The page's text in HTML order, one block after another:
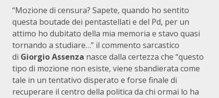
“Mozione di censura? Sapete, quando ho sentito
questa boutade dei pentastellati e del Pd, per un
attimo ho dubitato della mia memoria e stavo quasi
tornando a studiare…” il commento sarcastico
di Giorgio Assenza nasce dalla certezza che “questo
tipo di mozione non esiste, viene sbandierata come
tale in un tentativo disperato e forse finale di
recuperare il centro della politica da chi ormai lo ha